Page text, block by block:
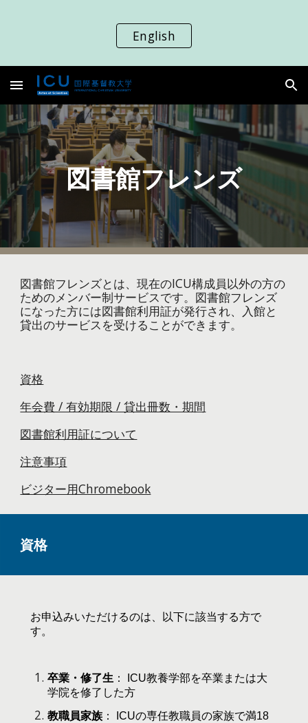
English
図書館フレンズ
図書館フレンズとは、現在のICU構成員以外の方の
ためのメンバー制サービスです。図書館フレンズ
になった方には図書館利用証が発行され、入館と
貸出のサービスを受けることができます。
資格
年会費 / 有効期限 / 貸出冊数・期間
図書館利用証について
注意事項
ビジター用Chromebook
資格
お申込みいただけるのは、以下に該当する方で
す。
卒業・修了生 ： ICU教養学部を卒業または大
学院を修了した方
教職員家族 ： ICUの専任教職員の家族で満18